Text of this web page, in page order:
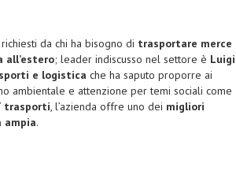
da chi ha bisogno di trasportare merce
all’estero; leader indiscusso nel settore è Luigi
e logistica che ha saputo proporre ai
ambientale e attenzione per temi sociali come
trasporti, l’azienda offre uno dei migliori
ampia.